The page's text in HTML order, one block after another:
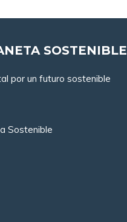
SOSTENIBLE
por un futuro sostenible
Sostenible